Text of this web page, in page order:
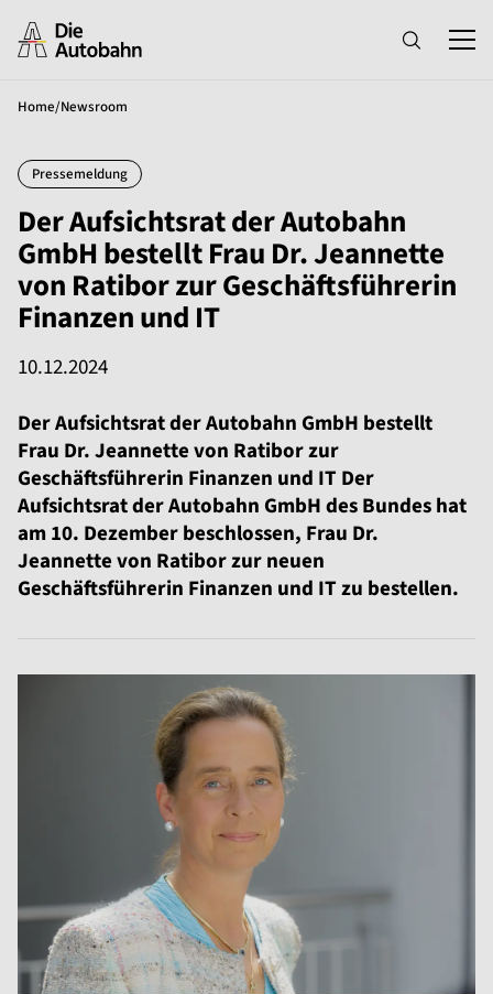
Home/Newsroom
Pressemeldung
Der Aufsichtsrat der Autobahn
GmbH bestellt Frau Dr. Jeannette
von Ratibor zur Geschäftsführerin
Finanzen und IT
10.12.2024
Der Aufsichtsrat der Autobahn GmbH bestellt
Frau Dr. Jeannette von Ratibor zur
Geschäftsführerin Finanzen und IT Der
Aufsichtsrat der Autobahn GmbH des Bundes hat
am 10. Dezember beschlossen, Frau Dr.
Jeannette von Ratibor zur neuen
Geschäftsführerin Finanzen und IT zu bestellen.